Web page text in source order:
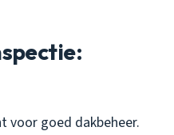
voor goed dakbeheer.